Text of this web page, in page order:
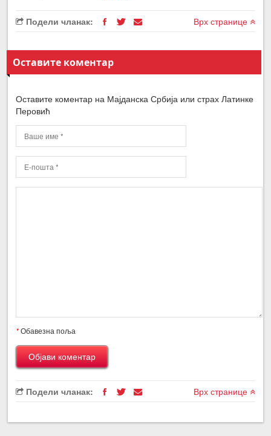
Подели чланак: Врх странице
Оставите коментар
Оставите коментар на Мајданска Србија или страх Латинке
Перовић
*Обавезна поља
Подели чланак: Врх странице